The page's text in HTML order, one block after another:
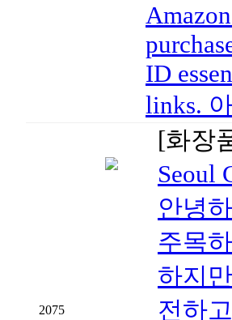
ID
links.
2075
[화장
Seoul
안녕
주목
하지
전하